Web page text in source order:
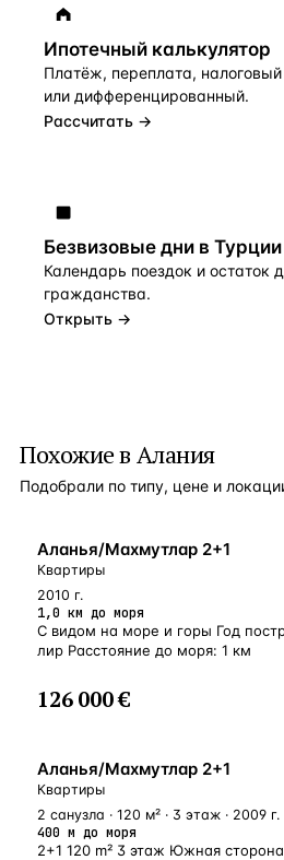
Ипотечный калькулятор
Платёж, переплата,
или дифференцированный.
Рассчитать →
Безвизовые дни в Турции
Календарь поездок и остаток
гражданства.
Открыть →
Похожие в Алания
Подобрали по типу, цене и
БЛИЗКО К МОРЮ
Аланья/Махмутлар 2+1
Квартиры
2010 г.
1,0 км до моря
С видом на море и горы Год
лир Расстояние до моря: 1 км
126 000 €
У МОРЯ
Аланья/Махмутлар 2+1
Квартиры
2 санузла · 120 м² · 3 этаж · 2009 г.
400 м до моря
2+1 120 m² 3 этаж Южная